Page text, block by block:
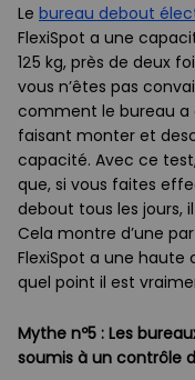
Le bureau debout
FlexiSpot a une
125 kg, près de deux
vous n’êtes pas
comment le bureau a
faisant monter et
capacité. Avec ce
que, si vous faites
debout tous les jours,
Cela montre d’une
FlexiSpot a une haute
quel point il est
Mythe nº5 : Les
soumis à un contrôle